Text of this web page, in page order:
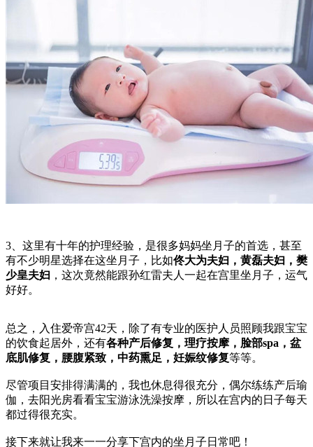
3、这里有十年的护理经验，是很多妈妈坐月子的首选，甚至
有不少明星选择在这坐月子，比如佟大为夫妇，黄磊夫妇，樊
少皇夫妇 ，这次竟然能跟孙红雷夫人一起在宫里坐月子，运气
好好。
总之，入住爱帝宫42天，除了有专业的医护人员照顾我跟宝宝
的饮食起居外，还有各种产后修复，理疗按摩，脸部spa，盆
底肌修复，腰腹紧致，中药熏足，妊娠纹修复等等。
尽管项目安排得满满的，我也休息得很充分，偶尔练练产后瑜
伽，去阳光房看看宝宝游泳洗澡按摩，所以在宫内的日子每天
都过得很充实。
接下来就让我来一一分享下宫内的坐月子日常吧！